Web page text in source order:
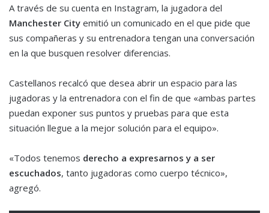
A través de su cuenta en Instagram, la jugadora del
Manchester City emitió un comunicado en el que pide que
sus compañeras y su entrenadora tengan una conversación
en la que busquen resolver diferencias.
Castellanos recalcó que desea abrir un espacio para las
jugadoras y la entrenadora con el fin de que «ambas partes
puedan exponer sus puntos y pruebas para que esta
situación llegue a la mejor solución para el equipo».
«Todos tenemos derecho a expresarnos y a ser
escuchados, tanto jugadoras como cuerpo técnico»,
agregó.